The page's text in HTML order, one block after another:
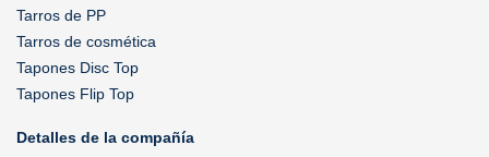
Tarros de PP
Tarros de cosmética
Tapones Disc Top
Tapones Flip Top
Detalles de la compañía